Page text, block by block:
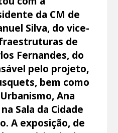
da CM de
Silva, do vice-
de
Fernandes, do
pelo projeto,
bem como
Ana
Sala da Cidade
A exposição, de